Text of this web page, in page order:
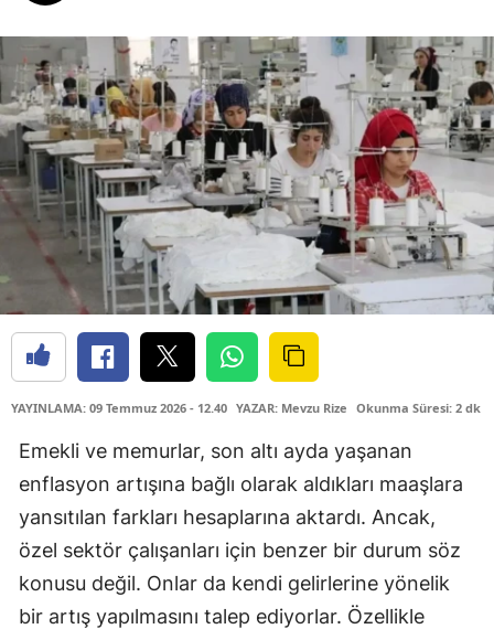
YAYINLAMA: 09 Temmuz 2026 - 12.40 YAZAR: Mevzu Rize Okunma Süresi: 2 dk
Emekli ve memurlar, son altı ayda yaşanan
enflasyon artışına bağlı olarak aldıkları maaşlara
yansıtılan farkları hesaplarına aktardı. Ancak,
özel sektör çalışanları için benzer bir durum söz
konusu değil. Onlar da kendi gelirlerine yönelik
bir artış yapılmasını talep ediyorlar. Özellikle